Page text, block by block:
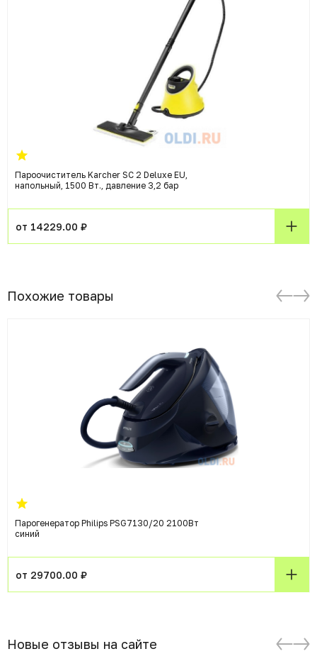
Пароочиститель Karcher SC 2 Deluxe EU,
напольный, 1500 Вт., давление 3,2 бар
от 14229.00 ₽
Похожие товары
Парогенератор Philips PSG7130/20 2100Вт
синий
от 29700.00 ₽
Новые отзывы на сайте